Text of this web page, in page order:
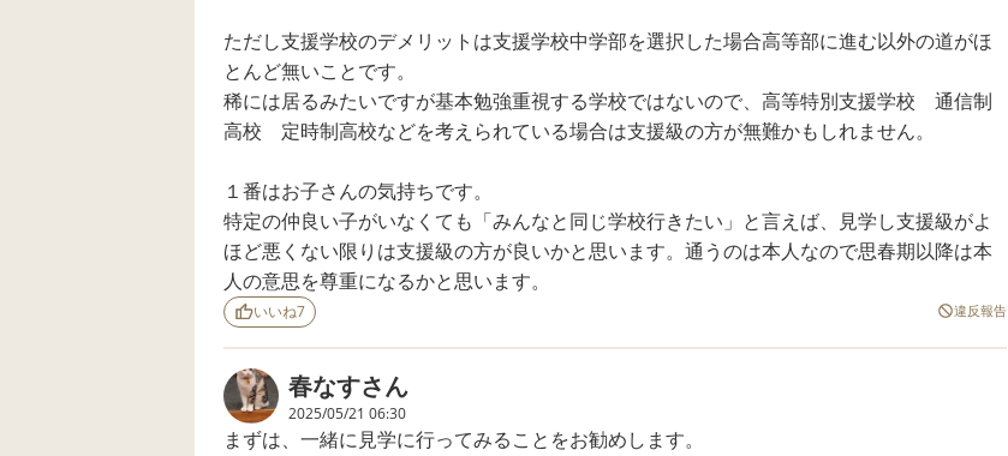
学判定は支援学級に
なったのですが、先
生も迷われていて、
保護者の意見も聞い
ていただけること
と、12月までは変更
です。 療育センター
の先生は、「中度に
近いので、支援学校
でも良いし、1年間中
学校に行ってみて、
しんどかったら2年生
から支援学校へ行っ
ても良いし、迷いま
すね」と言っておら
れました。 高校は支
援学校に入れていた
だけたらと思ってい
ることと、しんどく
うれしいです。
ただし支援学校のデメリットは支援学校中学部を選択した場合高等部に進む以外の道がほ
とんど無いことです。
稀には居るみたいですが基本勉強重視する学校ではないので、高等特別支援学校 通信制
高校 定時制高校などを考えられている場合は支援級の方が無難かもしれません。
１番はお子さんの気持ちです。
特定の仲良い子がいなくても「みんなと同じ学校行きたい」と言えば、見学し支援級がよ
ほど悪くない限りは支援級の方が良いかと思います。通うのは本人なので思春期以降は本
人の意思を尊重になるかと思います。
いいね7 違反報告
春なすさん
2025/05/21 06:30
まずは、一緒に見学に行ってみることをお勧めします。